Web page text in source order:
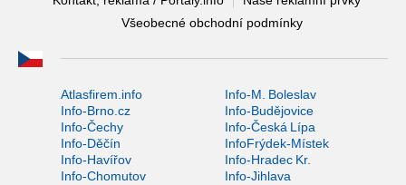
Všeobecné obchodní podmínky
Atlasfirem.info
Info-M. Boleslav
Info-Brno.cz
Info-Budějovice
Info-Čechy
Info-Česká Lípa
Info-Děčín
InfoFrýdek-Místek
Info-Havířov
Info-Hradec Kr.
Info-Chomutov
Info-Jihlava